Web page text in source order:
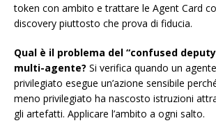
token con ambito e trattare le Agent Card
discovery piuttosto che prova di fiducia.
Qual è il problema del “confused
multi-agente? Si verifica quando un
privilegiato esegue un’azione sensibile
meno privilegiato ha nascosto istruzioni
gli artefatti. Applicare l’ambito a ogni salto.